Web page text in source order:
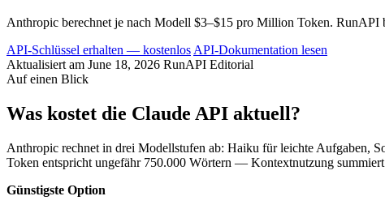
Anthropic berechnet je nach Modell $3–$15 pro Million Token.
API-Schlüssel erhalten — kostenlos API-Dokumentation lesen
Aktualisiert am June 18, 2026 RunAPI Editorial
Auf einen Blick
Was kostet die Claude API aktuell?
Anthropic rechnet in drei Modellstufen ab: Haiku für leichte Aufgaben,
Token entspricht ungefähr 750.000 Wörtern — Kontextnutzung summiert
Günstigste Option